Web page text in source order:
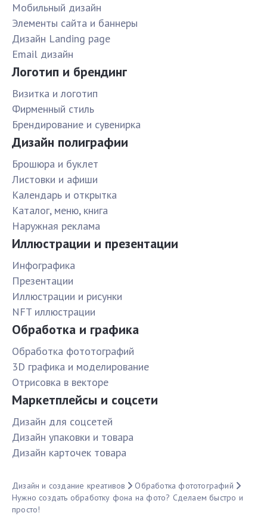
Мобильный дизайн
Элементы сайта и баннеры
Дизайн Landing page
Email дизайн
Логотип и брендинг
Визитка и логотип
Фирменный стиль
Брендирование и сувенирка
Дизайн полиграфии
Брошюра и буклет
Листовки и афиши
Календарь и открытка
Каталог, меню, книга
Наружная реклама
Иллюстрации и презентации
Инфографика
Презентации
Иллюстрации и рисунки
NFT иллюстрации
Обработка и графика
Обработка фототографий
3D графика и моделирование
Отрисовка в векторе
Маркетплейсы и соцсети
Дизайн для соцсетей
Дизайн упаковки и товара
Дизайн карточек товара
Дизайн и создание креативов
Обработка фототографий
Нужно создать обработку фона на фото? Сделаем быстро и
просто!